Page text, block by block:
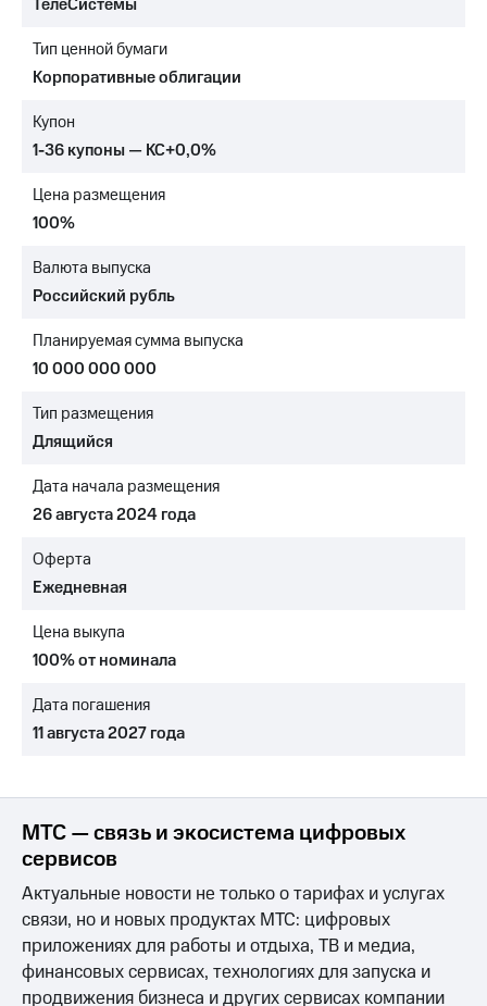
о технологиях
Интервью
отчетность
Новости
в
и акционерам
управление
Корпоративный
Раскрытие
информации
ПАО
Собрания
акционеров
кабинет
Акционерный
и
Рынок
акций
Описание
Программа
приобретения
Порядок
выкупа
ТелеСистемы
Тип ценной бумаги
Корпоративные облигации
Купон
1-36 купоны — КС+0,0%
Цена размещения
100%
Валюта выпуска
Российский рубль
Планируемая сумма выпуска
10 000 000 000
Тип размещения
Длящийся
Дата начала размещения
26 августа 2024 года
Оферта
Ежедневная
Цена выкупа
100% от номинала
Дата погашения
11 августа 2027 года
МТС — связь и экосистема цифровых
сервисов
Актуальные новости не только о тарифах и услугах
связи, но и новых продуктах МТС: цифровых
приложениях для работы и отдыха, ТВ и медиа,
финансовых сервисах, технологиях для запуска и
продвижения бизнеса и других сервисах компании